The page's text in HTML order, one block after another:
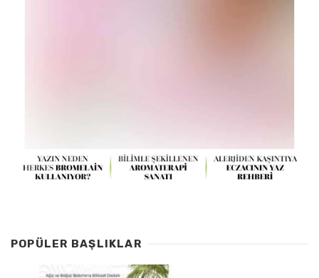
POPÜLER BAŞLIKLAR